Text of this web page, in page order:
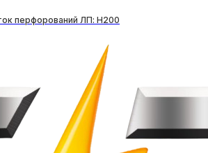
перфорований ЛП: H200